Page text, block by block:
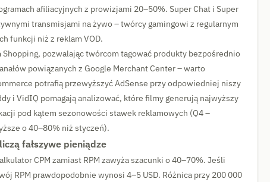
afiliacyjnych z prowizjami 20–50%. Super Chat i Super
transmisjami na żywo – twórcy gamingowi z regularnym
funkcji niż z reklam VOD.
Shopping, pozwalając twórcom tagować produkty bezpośrednio
powiązanych z Google Merchant Center – warto
potrafią przewyższyć AdSense przy odpowiedniej niszy
i VidIQ pomagają analizować, które filmy generują najwyższy
pod kątem sezonowości stawek reklamowych (Q4 –
o 40–80% niż styczeń).
fałszywe pieniądze
CPM zamiast RPM zawyża szacunki o 40–70%. Jeśli
RPM prawdopodobnie wynosi 4–5 USD. Różnica przy 200 000